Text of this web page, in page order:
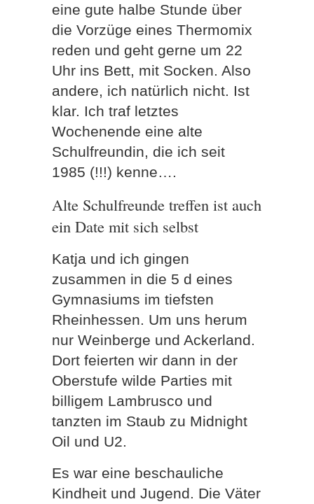
eine gute halbe Stunde über
die Vorzüge eines Thermomix
reden und geht gerne um 22
Uhr ins Bett, mit Socken. Also
andere, ich natürlich nicht. Ist
klar. Ich traf letztes
Wochenende eine alte
Schulfreundin, die ich seit
1985 (!!!) kenne….
Alte Schulfreunde treffen ist auch
ein Date mit sich selbst
Katja und ich gingen
zusammen in die 5 d eines
Gymnasiums im tiefsten
Rheinhessen. Um uns herum
nur Weinberge und Ackerland.
Dort feierten wir dann in der
Oberstufe wilde Parties mit
billigem Lambrusco und
tanzten im Staub zu Midnight
Oil und U2.
Es war eine beschauliche
Kindheit und Jugend. Die Väter